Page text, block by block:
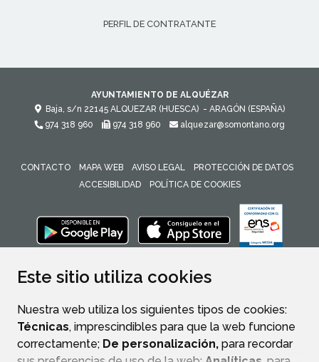
Este sitio utiliza cookies
Nuestra web utiliza los siguientes tipos de cookies:
Técnicas, imprescindibles para que la web funcione
correctamente; De personalización, para recordar
PERFIL DE CONTRATANTE
AYUNTAMIENTO DE ALQUÉZAR
Baja, s/n 22145 ALQUEZAR (HUESCA) - ARAGÓN (ESPAÑA)
974 318 960
974 318 960 alquezar@somontano.org
CONTACTO MAPA WEB AVISO LEGAL
PROTECCIÓN DE DATOS
ACCESIBILIDAD
POLÍTICA DE COOKIES